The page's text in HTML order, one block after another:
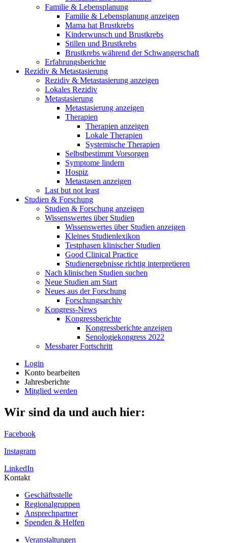
Familie & Lebensplanung
Familie & Lebensplanung anzeigen
Mama hat Brustkrebs
Kinderwunsch und Brustkrebs
Stillen und Brustkrebs
Brustkrebs während der Schwangerschaft
Erfahrungsberichte
Rezidiv & Metastasierung
Rezidiv & Metastasierung anzeigen
Lokales Rezidiv
Metastasierung
Metastasierung anzeigen
Therapien
Therapien anzeigen
Lokale Therapien
Systemische Therapien
Selbstbestimmt Vorsorgen
Symptome lindern
Hospiz
Metastasen anzeigen
Last but not least
Studien & Forschung
Studien & Forschung anzeigen
Wissenswertes über Studien
Wissenswertes über Studien anzeigen
Kleines Studienlexikon
Testphasen klinischer Studien
Good Clinical Practice
Studienergebnisse richtig interpretieren
Nach klinischen Studien suchen
Neue Studien am Start
Neues aus der Forschung
Forschungsarchiv
Kongress-News
Kongressberichte
Kongressberichte anzeigen
Senologiekongress 2022
Messbarer Fortschritt
Login
Konto bearbeiten
Jahresberichte
Mitglied werden
Wir sind da und auch hier:
Facebook
Instagram
LinkedIn
Kontakt
Geschäftsstelle
Regionalgruppen
Ansprechpartner
Spenden & Helfen
Veranstaltungen